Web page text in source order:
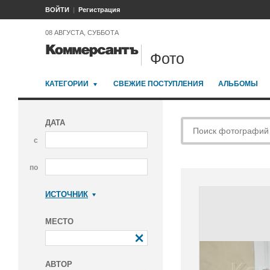
ВОЙТИ Регистрация
08 АВГУСТА, СУББОТА
Фото
КАТЕГОРИИ СВЕЖИЕ ПОСТУПЛЕНИЯ АЛЬБОМЫ
ДАТА
с
по
ИСТОЧНИК
МЕСТО
АВТОР